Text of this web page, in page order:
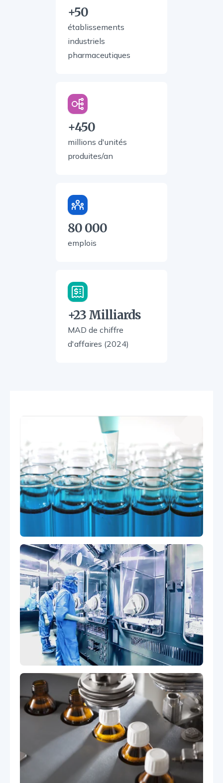
+50
établissements
industriels
pharmaceutiques
+450
millions d'unités
produites/an
80 000
emplois
+23 Milliards
MAD de chiffre
d'affaires (2024)